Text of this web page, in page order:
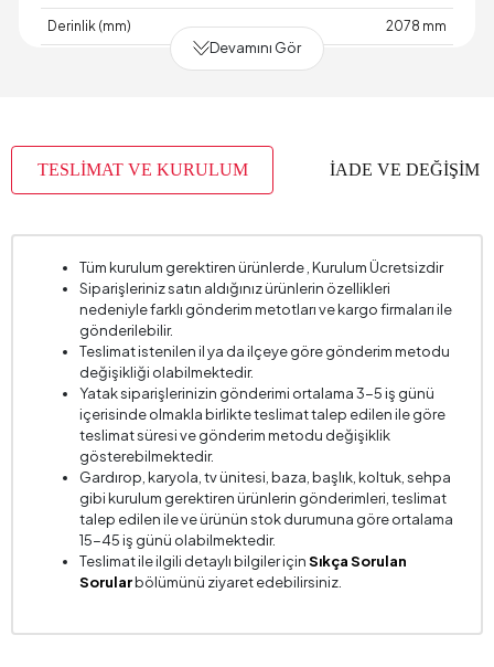
Derinlik (mm) 2078 mm
Hacim (m3) 0,133 m3
Devamını Gör
TESLİMAT VE KURULUM İADE VE DEĞİŞİM
Tüm kurulum gerektiren ürünlerde , Kurulum Ücretsizdir
Siparişleriniz satın aldığınız ürünlerin özellikleri
nedeniyle farklı gönderim metotları ve kargo firmaları ile
gönderilebilir.
Teslimat istenilen il ya da ilçeye göre gönderim metodu
değişikliği olabilmektedir.
Yatak siparişlerinizin gönderimi ortalama 3-5 iş günü
içerisinde olmakla birlikte teslimat talep edilen ile göre
teslimat süresi ve gönderim metodu değişiklik
gösterebilmektedir.
Gardırop, karyola, tv ünitesi, baza, başlık, koltuk, sehpa
gibi kurulum gerektiren ürünlerin gönderimleri, teslimat
talep edilen ile ve ürünün stok durumuna göre ortalama
15-45 iş günü olabilmektedir.
Teslimat ile ilgili detaylı bilgiler içinSıkça Sorulan
Sorularbölümünü ziyaret edebilirsiniz.